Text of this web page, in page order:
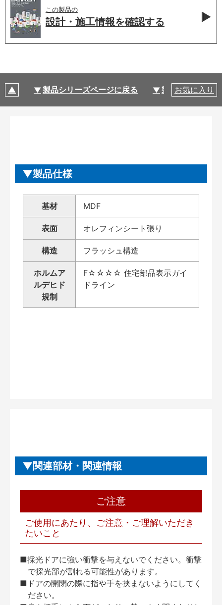
この製品の
設計・施工情報を確認する
製品シリーズページに戻る 製品仕様
お気に入り
製品仕様
基材 MDF
表面 オレフィンシート張り
構造 フラッシュ構造
ホルムア
ルデヒド
規制
F☆☆☆☆ 住宅部品表示ガイ
ドライン
関連部材・関連情報
ご注意
ご使用にあたり、ご注意・ご理解いただき
たいこと
■採光ドアに強い衝撃を与えないでください。衝撃
で採光部が割れる可能性があります。
■ドアの開閉の際に指や手を挟まないようにしてく
ださい。